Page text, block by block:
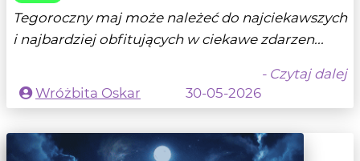
Tegoroczny maj może należeć do najciekawszych
i najbardziej obfitujących w ciekawe zdarzen...
- Czytaj dalej
Wróżbita Oskar
30-05-2026